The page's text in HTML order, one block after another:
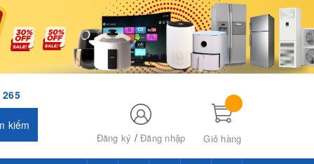
265
kiếm
Đăng ký /Đăng nhập Giỏ hàng